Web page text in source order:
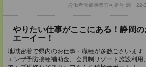
労働者派遣事業許可番号:派 22-
やりたい仕事がここにある！静岡
エーイー！
地域密着で県内のお仕事・職種が多数ございま
エンザ予防接種補助金、会員制リゾート施設利